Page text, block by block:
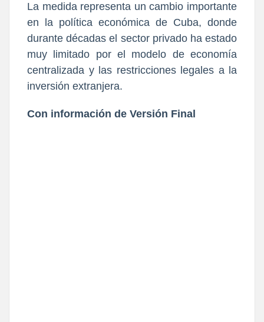
La medida representa un cambio importante
en la política económica de Cuba, donde
durante décadas el sector privado ha estado
muy limitado por el modelo de economía
centralizada y las restricciones legales a la
inversión extranjera.
Con información de Versión Final